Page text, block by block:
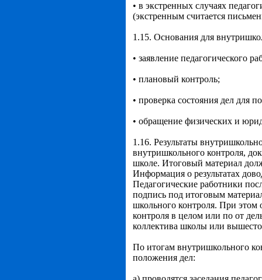
• в экстренных случаях
(экстренным считается
1.15. Основания для
• заявление педагогического
• плановый контроль;
• проверка состояния дел для
• обращение физических и
1.16. Результаты
внутришкольного контроля,
школе. Итоговый материал
Информация о результатах
Педагогические работники
подпись под итоговым
школьного контроля. При этом
контроля в целом или по от
коллектива школы или
По итогам внутришкольного
положения дел: